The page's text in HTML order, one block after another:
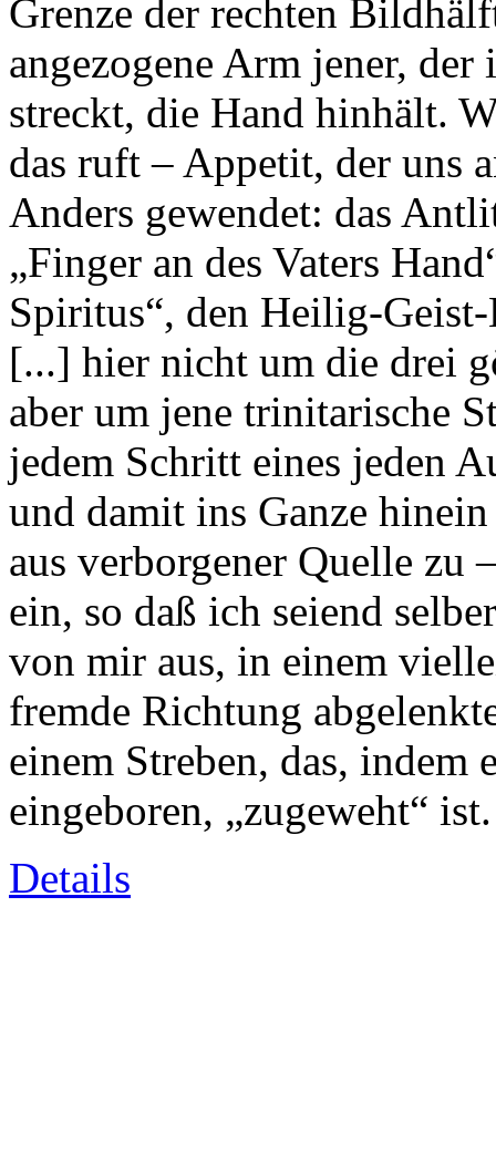
Grenze der rechten
angezogene Arm jener,
streckt, die Hand hinhält.
das ruft – Appetit, der uns
Anders gewendet: das
„Finger an des Vaters
Spiritus“, den Heilig-
[...] hier nicht um die drei
aber um jene trinitarische
jedem Schritt eines jeden
und damit ins Ganze
aus verborgener Quelle zu
ein, so daß ich seiend
von mir aus, in einem
fremde Richtung
einem Streben, das, indem
eingeboren, „zugeweht“ ist.
Details